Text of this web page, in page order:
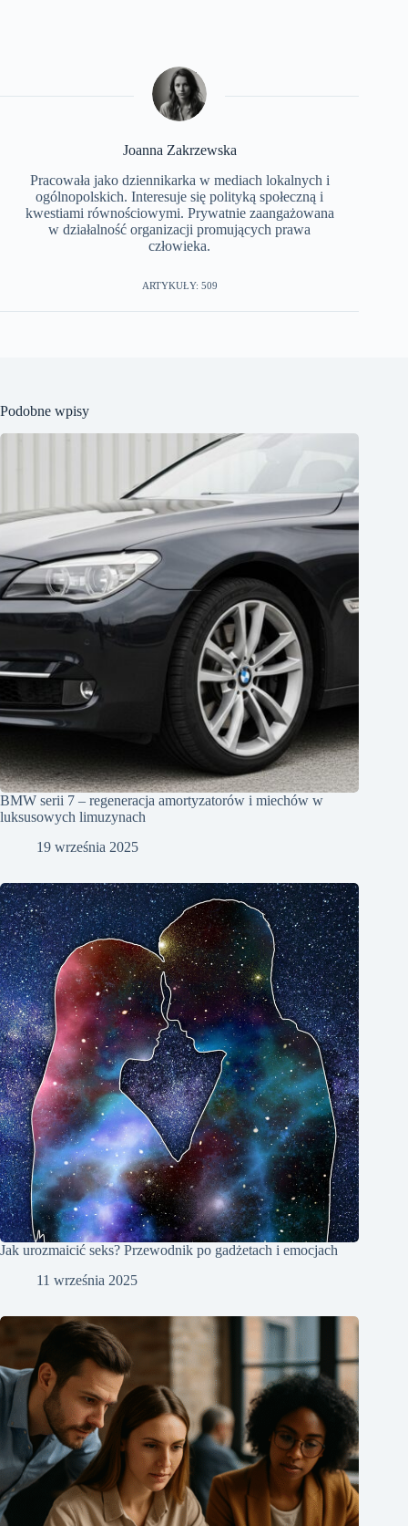
Joanna Zakrzewska
Pracowała jako dziennikarka w mediach lokalnych i
ogólnopolskich. Interesuje się polityką społeczną i
kwestiami równościowymi. Prywatnie zaangażowana
w działalność organizacji promujących prawa
człowieka.
ARTYKUŁY: 509
Podobne wpisy
BMW serii 7 – regeneracja amortyzatorów i miechów w
luksusowych limuzynach
19 września 2025
Jak urozmaicić seks? Przewodnik po gadżetach i emocjach
11 września 2025